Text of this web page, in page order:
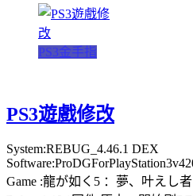
PS3金手指
PS3遊戲修改
System:REBUG_4.46.1 DEX
Game :龍が如く5 ：夢、叶えし